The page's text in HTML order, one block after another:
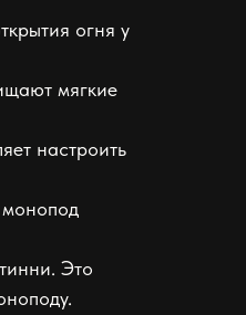
огня у
мягкие
настроить
Это